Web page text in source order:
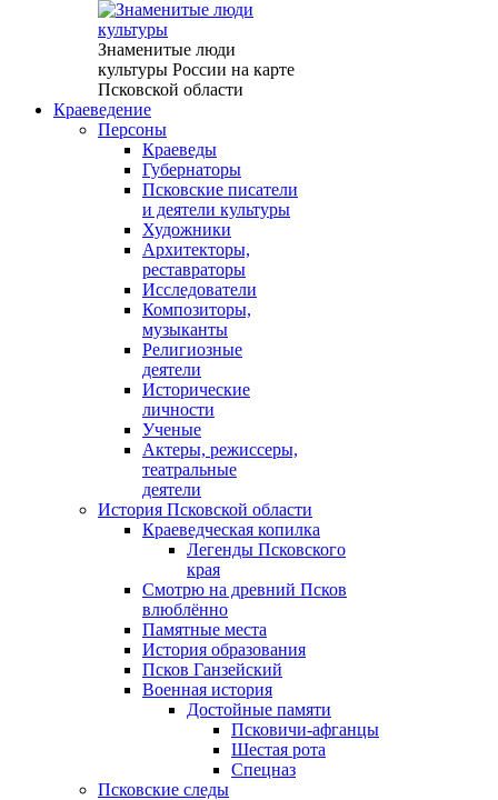
Знаменитые люди
культуры России на карте
Псковской области
Краеведение
Персоны
Краеведы
Губернаторы
Псковские писатели
и деятели культуры
Художники
Архитекторы,
реставраторы
Исследователи
Композиторы,
музыканты
Религиозные
деятели
Исторические
личности
Ученые
Актеры, режиссеры,
театральные
деятели
История Псковской области
Краеведческая копилка
Легенды Псковского
края
Смотрю на древний Псков
влюблённо
Памятные места
История образования
Псков Ганзейский
Военная история
Достойные памяти
Псковичи-афганцы
Шестая рота
Спецназ
Псковские следы